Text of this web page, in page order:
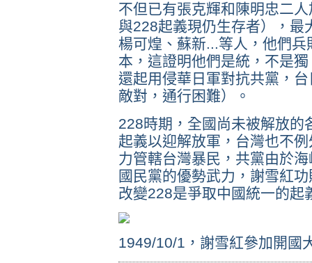
不但已有張克輝和陳明忠二
與228起義現仍生存者），最
楊可煌、蘇新...等人，他們
本，這證明他們是統，不是
還起用侵華日軍對抗共黨，
敵對，通行困難）。
228時期，全國尚未被解放的
起義以迎解放軍，台灣也不
力管轄台灣暴民，共黨由於
國民黨的優勢武力，謝雪紅
改變228是爭取中國統一的起
1949/10/1，謝雪紅參加開國